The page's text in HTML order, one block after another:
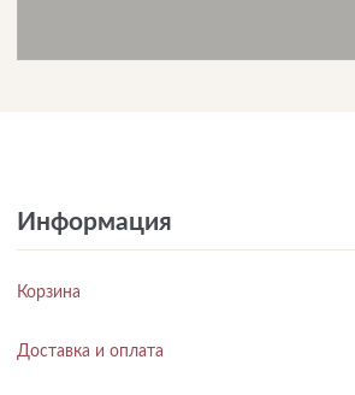
Информация
Корзина
Доставка и оплата